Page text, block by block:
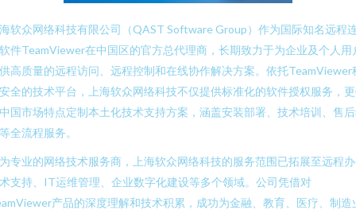
软众网络科技有限公司（QAST Software Group）作为国际知名远程
件TeamViewer在中国区的官方总代理商，长期致力于为企业及个人用
高质量的远程访问、远程控制和在线协作解决方案。依托TeamViewer
全的技术平台，上海软众网络科技不仅提供标准化的软件授权服务，
国市场特点定制本土化技术支持方案，涵盖安装部署、技术培训、售
全流程服务。
专业的网络技术服务商，上海软众网络科技的服务范围已拓展至远程
支持、IT运维管理、企业数字化建设等多个领域。公司凭借对
产品的深度理解和技术积累，成功为金融、教育、医疗、制造